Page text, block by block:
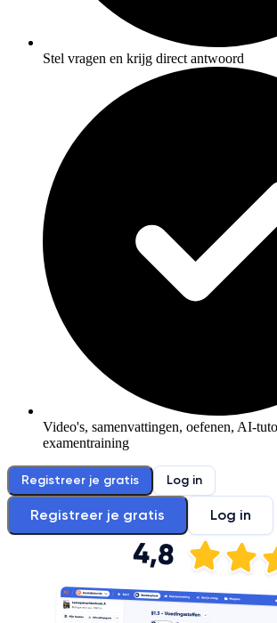
Stel vragen en krijg direct antwoord
Video's, samenvattingen, oefenen, AI-
examentraining
Registreer je gratis Log in
Registreer je gratis Log in